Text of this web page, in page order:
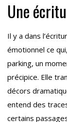
Une
Il y a dans
émotionnel ce
parking, un
précipice. Elle
décors
entend des
certains